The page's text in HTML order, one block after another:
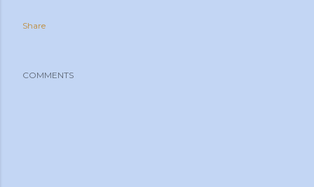
Share
COMMENTS